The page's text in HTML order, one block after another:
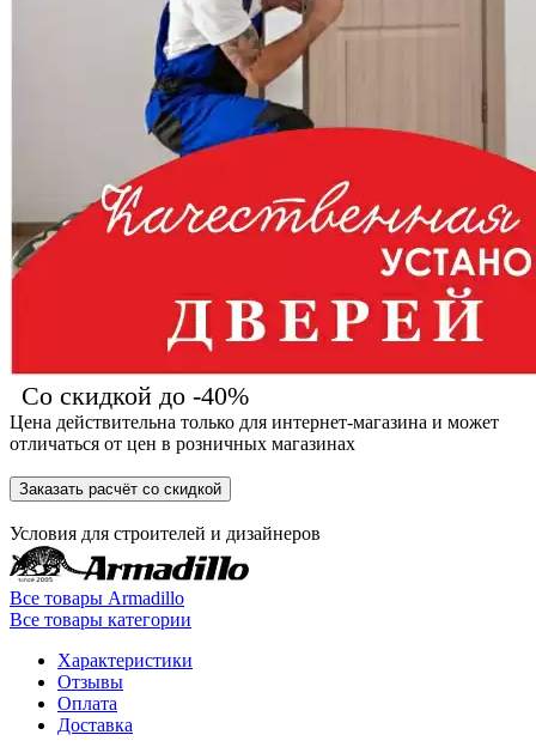
Со скидкой до -40%
Цена действительна только для интернет-магазина и может
отличаться от цен в розничных магазинах
Заказать расчёт со скидкой
Условия для строителей и дизайнеров
Все товары Armadillo
Все товары категории
Характеристики
Отзывы
Оплата
Доставка